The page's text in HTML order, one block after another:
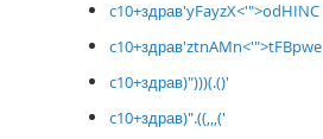
c10+здрав'yFayzX<'">odHINC
c10+здрав'ztnAMn<'">tFBpwe
c10+здрав)")))(.()'
c10+здрав)".((,,,('